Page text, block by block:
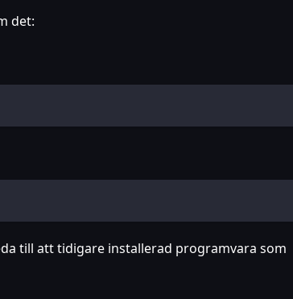
det:
till att tidigare installerad programvara som